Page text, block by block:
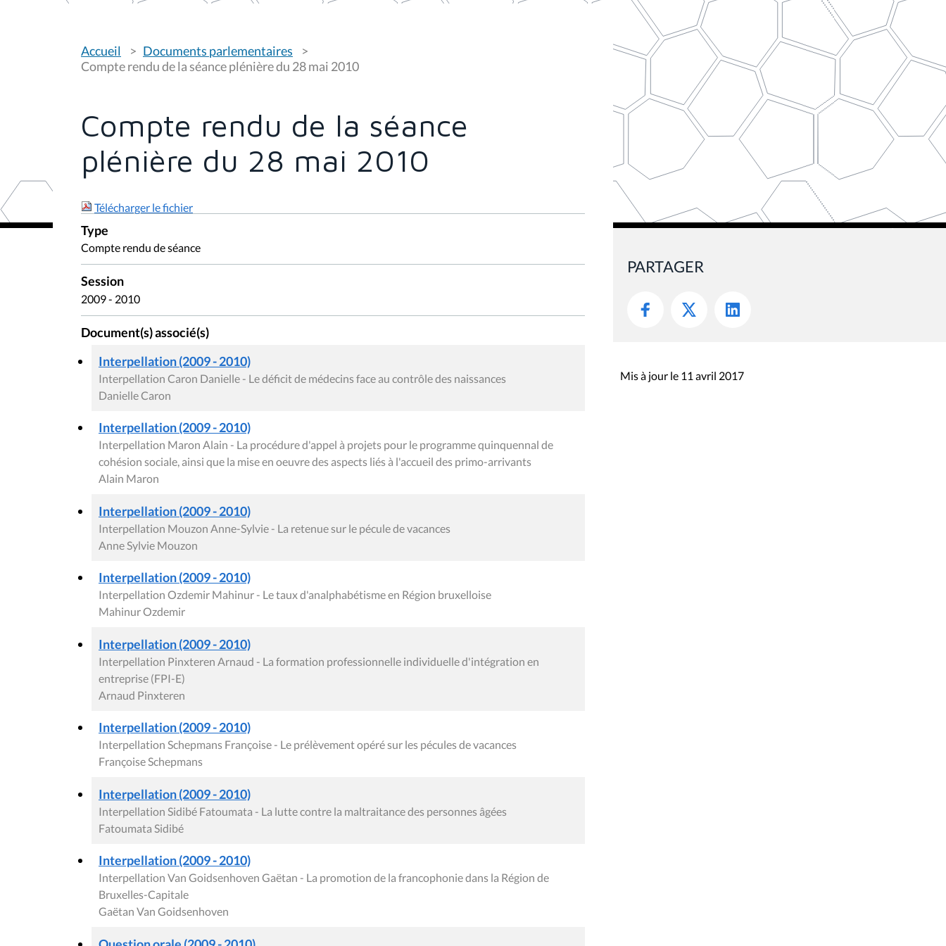
o
u
s
s
i
:
Accueil
Documents parlementaires
Compte rendu de la séance plénière du 28 mai 2010
Compte rendu de la séance
plénière du 28 mai 2010
Télécharger le fichier
Type
Compte rendu de séance
Session
2009 - 2010
Document(s) associé(s)
Interpellation (2009 - 2010)
Interpellation Caron Danielle - Le déficit de médecins face au contrôle des naissances
Danielle Caron
Interpellation (2009 - 2010)
Interpellation Maron Alain - La procédure d'appel à projets pour le programme quinquennal de
cohésion sociale, ainsi que la mise en oeuvre des aspects liés à l'accueil des primo-arrivants
Alain Maron
Interpellation (2009 - 2010)
Interpellation Mouzon Anne-Sylvie - La retenue sur le pécule de vacances
Anne Sylvie Mouzon
Interpellation (2009 - 2010)
Interpellation Ozdemir Mahinur - Le taux d'analphabétisme en Région bruxelloise
Mahinur Ozdemir
Interpellation (2009 - 2010)
Interpellation Pinxteren Arnaud - La formation professionnelle individuelle d'intégration en
entreprise (FPI-E)
Arnaud Pinxteren
Interpellation (2009 - 2010)
Interpellation Schepmans Françoise - Le prélèvement opéré sur les pécules de vacances
Françoise Schepmans
Interpellation (2009 - 2010)
Interpellation Sidibé Fatoumata - La lutte contre la maltraitance des personnes âgées
Fatoumata Sidibé
Interpellation (2009 - 2010)
Interpellation Van Goidsenhoven Gaëtan - La promotion de la francophonie dans la Région de
Bruxelles-Capitale
Gaëtan Van Goidsenhoven
PARTAGER
Mis à jour le 11 avril 2017